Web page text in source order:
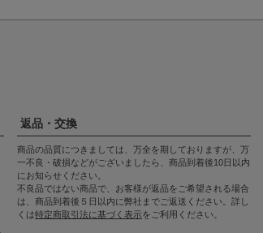
返品・交換
商品の品質につきましては、万全を期しておりますが、万
一不良・破損などがございましたら、商品到着後10日以内
にお知らせください。
不良品ではない商品で、お客様が返品をご希望される場合
は、商品到着後５日以内に弊社までご返送ください。詳し
くは特定商取引法に基づく表示をご利用ください。